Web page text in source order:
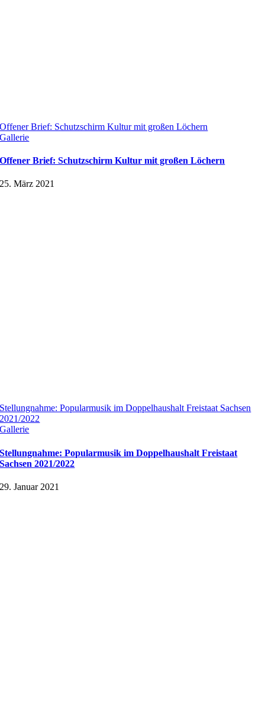
Offener Brief: Schutzschirm Kultur mit großen Löchern
Gallerie
Offener Brief: Schutzschirm Kultur mit großen Löchern
25. März 2021
Stellungnahme: Popularmusik im Doppelhaushalt Freistaat Sachsen
2021/2022
Gallerie
Stellungnahme: Popularmusik im Doppelhaushalt Freistaat
Sachsen 2021/2022
29. Januar 2021